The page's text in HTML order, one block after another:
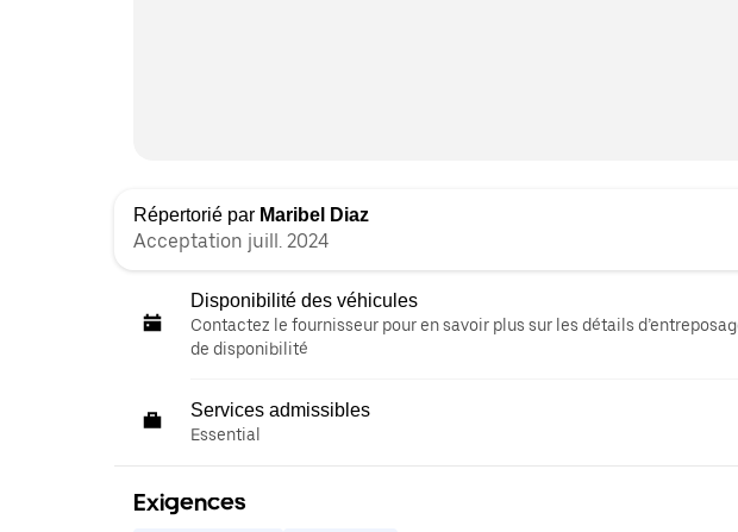
Répertorié par Maribel Diaz
Acceptation juill. 2024
Disponibilité des véhicules
Contactez le fournisseur pour en savoir plus sur les détails
de disponibilité
Services admissibles
Essential
Exigences